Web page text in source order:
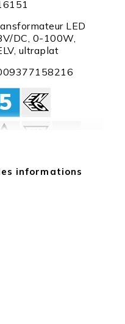
LED
DC, 0-100W,
ultraplat
informations